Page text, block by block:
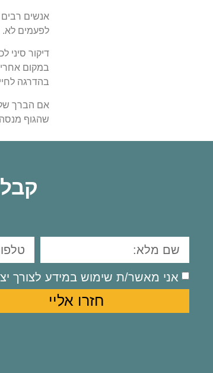
אנשים רבים
לפעמים לא.
דיקור סיני
במקום
בהדרגה
אם הברך
שהגוף
אני מאשר/ת שימוש במידע לצורך
חזרו אליי